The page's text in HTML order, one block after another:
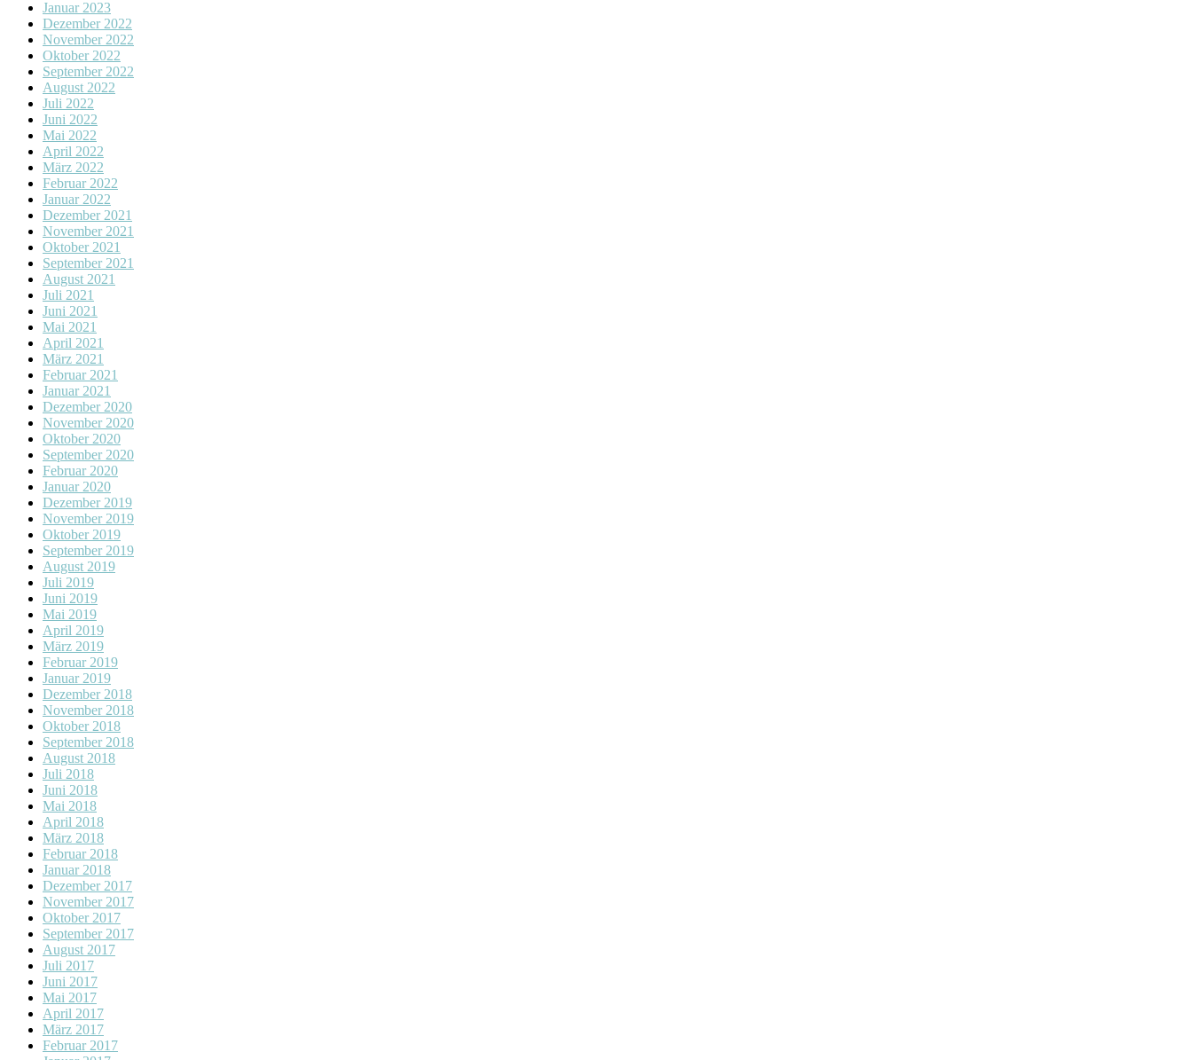
Januar 2023
Dezember 2022
November 2022
Oktober 2022
September 2022
August 2022
Juli 2022
Juni 2022
Mai 2022
April 2022
März 2022
Februar 2022
Januar 2022
Dezember 2021
November 2021
Oktober 2021
September 2021
August 2021
Juli 2021
Juni 2021
Mai 2021
April 2021
März 2021
Februar 2021
Januar 2021
Dezember 2020
November 2020
Oktober 2020
September 2020
Februar 2020
Januar 2020
Dezember 2019
November 2019
Oktober 2019
September 2019
August 2019
Juli 2019
Juni 2019
Mai 2019
April 2019
März 2019
Februar 2019
Januar 2019
Dezember 2018
November 2018
Oktober 2018
September 2018
August 2018
Juli 2018
Juni 2018
Mai 2018
April 2018
März 2018
Februar 2018
Januar 2018
Dezember 2017
November 2017
Oktober 2017
September 2017
August 2017
Juli 2017
Juni 2017
Mai 2017
April 2017
März 2017
Februar 2017